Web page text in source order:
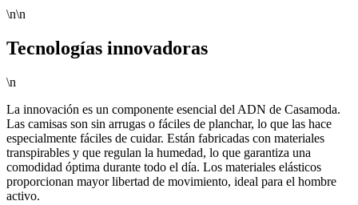
\n\n
Tecnologías innovadoras
\n
La innovación es un componente esencial del ADN de Casamoda.
Las camisas son sin arrugas o fáciles de planchar, lo que las hace
especialmente fáciles de cuidar. Están fabricadas con materiales
transpirables y que regulan la humedad, lo que garantiza una
comodidad óptima durante todo el día. Los materiales elásticos
proporcionan mayor libertad de movimiento, ideal para el hombre
activo.